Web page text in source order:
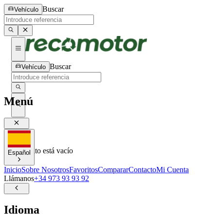
Vehículo Buscar
Vehículo Buscar
0
Tu carrito está vacío
Menú
Español
InicioSobre NosotrosFavoritosCompararContactoMi Cuenta
Llámanos+34 973 93 93 92
Idioma